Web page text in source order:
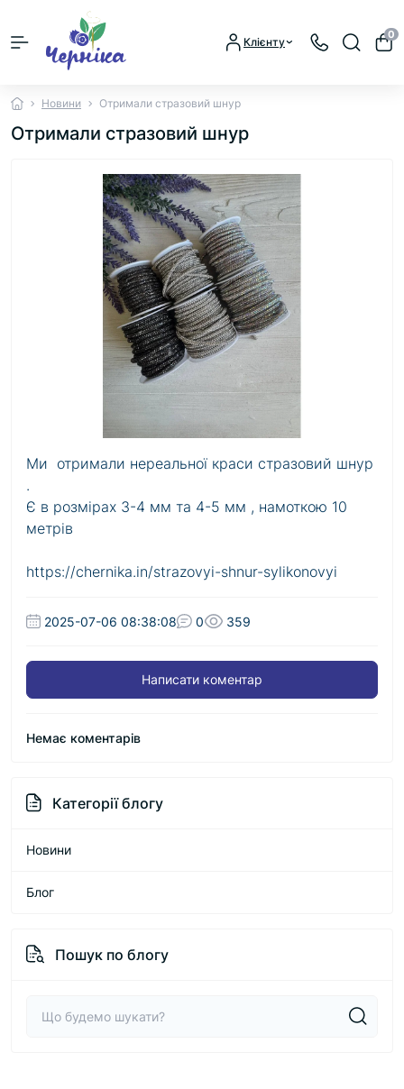
Клієнту
0
Новини Отримали стразовий шнур
Отримали стразовий шнур
Ми отримали нереальної краси стразовий шнур
.
Є в розмірах 3-4 мм та 4-5 мм , намоткою 10
метрів
https://chernika.in/strazovyi-shnur-sylikonovyi
2025-07-06 08:38:08 0 359
Написати коментар
Немає коментарів
Категорії блогу
Новини
Блог
Пошук по блогу